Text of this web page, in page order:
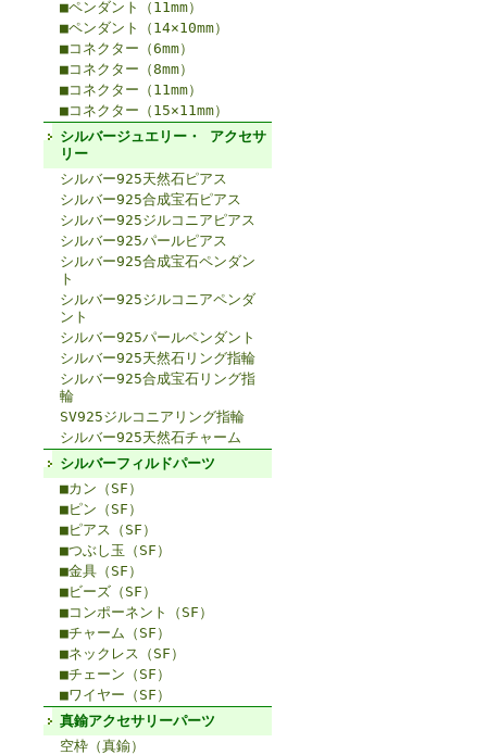
■ペンダント（11mm）
■ペンダント（14×10mm）
■コネクター（6mm）
■コネクター（8mm）
■コネクター（11mm）
■コネクター（15×11mm）
シルバージュエリー・ アクセサ
リー
シルバー925天然石ピアス
シルバー925合成宝石ピアス
シルバー925ジルコニアピアス
シルバー925パールピアス
シルバー925合成宝石ペンダン
ト
シルバー925ジルコニアペンダ
ント
シルバー925パールペンダント
シルバー925天然石リング指輪
シルバー925合成宝石リング指
輪
SV925ジルコニアリング指輪
シルバー925天然石チャーム
シルバーフィルドパーツ
■カン（SF）
■ピン（SF）
■ピアス（SF）
■つぶし玉（SF）
■金具（SF）
■ビーズ（SF）
■コンポーネント（SF）
■チャーム（SF）
■ネックレス（SF）
■チェーン（SF）
■ワイヤー（SF）
真鍮アクセサリーパーツ
空枠（真鍮）